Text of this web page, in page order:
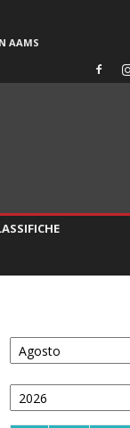
AAMS